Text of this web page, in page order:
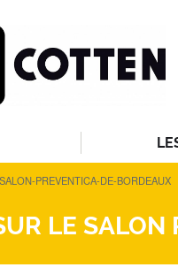
PREVENTICA-DE-BORDEAUX
LE SALON